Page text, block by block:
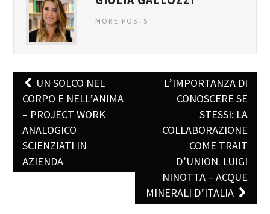
MORE POSTS
Post navigation
UN SOLCO NEL
CORPO E NELL’ANIMA
– PROJECT WORK
ANALOGICO
SCIENZIATI IN
AZIENDA
L’IMPORTANZA DI
CONOSCERE SE
STESSI: LA
COLLABORAZIONE
COME TRAIT
D’UNION. LUIGI
NINOTTA – ACQUE
MINERALI D’ITALIA